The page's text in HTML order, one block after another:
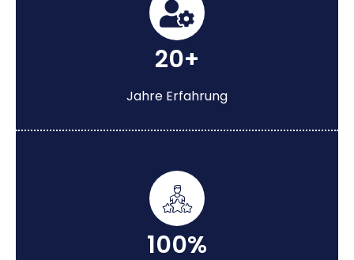
20+
Jahre Erfahrung
100%